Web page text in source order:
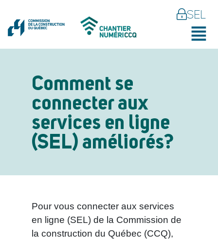
SEL
Comment se
connecter aux
services en ligne
(SEL) améliorés?
Pour vous connecter aux services
en ligne (SEL) de la Commission de
la construction du Québec (CCQ),